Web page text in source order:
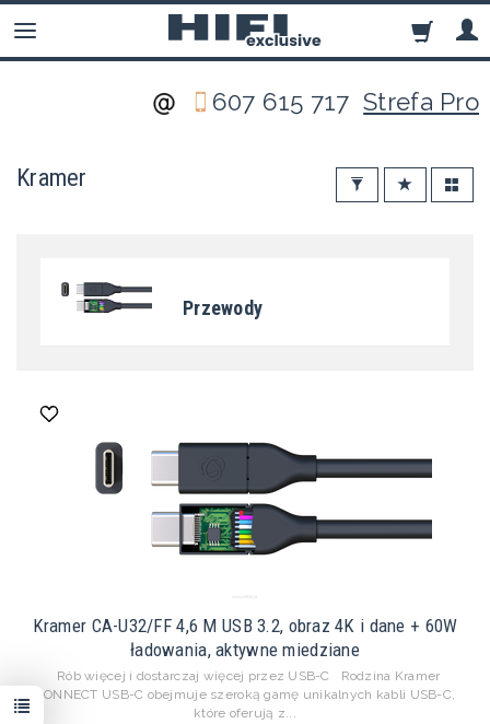
607 615 717Strefa Pro
Kramer
Przewody
Kramer CA-U32/FF 4,6 M USB 3.2, obraz 4K i dane + 60W
ładowania, aktywne miedziane
Rób więcej i dostarczaj więcej przez USB-C Rodzina Kramer
CONNECT USB-C obejmuje szeroką gamę unikalnych kabli USB-C,
które oferują z...